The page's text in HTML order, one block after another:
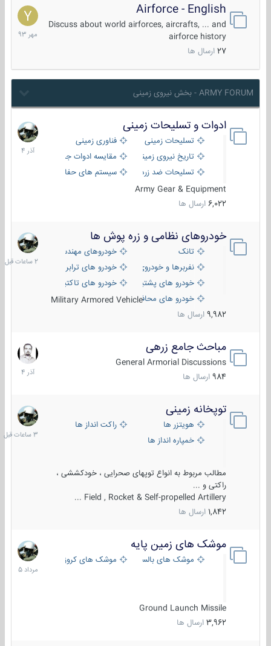
Airforce - English
Discuss about world airforces, aircrafts, ... and
airforce history
27 ارسال ها
15
مهر
1393
ARMY FORUM - بخش نیروی زمینی
ادوات و تسلیحات زمینی
تسلیحات زمینی
فناوری زمینی
تاریخ نیروی زمینی
مقایسه ادوات جنگی
تسلیحات ضد زره
سیستم های حفاظت فعال
Army Gear & Equipment
6,022 ارسال ها
21
آذر
1404
خودروهای نظامی و زره پوش ها
تانک
خودروهای مهندسی
نفربرها و خودروی های رزمی پیاده نظام
خودرو های ترابری نظامی
خودرو های پشتیبانی آتش ، شناسایی و ضد تانک
خودرو های تاکتیکی نظامی
خودرو های محافظت شدهMilitary Armored Vehicle
9,982 ارسال ها
2
ساعات
قبل
مباحث جامع زرهی
General Armorial Discussions
984 ارسال ها
7
آذر
1404
توپخانه زمینی
هویتزر ها
راکت انداز ها
خمپاره انداز ها
مطالب مربوط به انواع توپهای صحرایی ، خودکششی ،
راکتی و ...
Field , Rocket & Self-propelled Artillery ...
1,842 ارسال ها
3
ساعات
قبل
موشک های زمین پایه
موشک های بالستیک موشک های کروز
Ground Launch Missile
3,962 ارسال ها
2
مرداد
1405